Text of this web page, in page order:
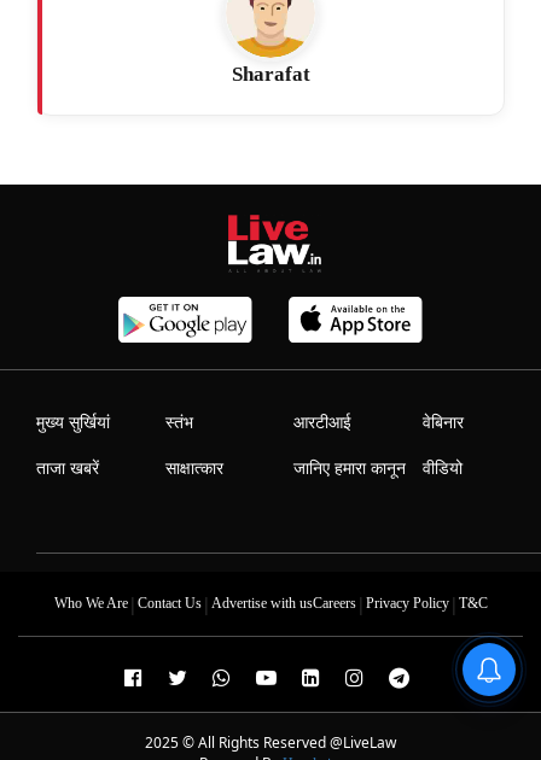
Sharafat
मुख्य सुर्खियां
ताजा खबरें
स्तंभ
साक्षात्कार
आरटीआई
जानिए हमारा कानून
वेबिनार
वीडियो
Who We Are| Contact Us| Advertise with usCareers| Privacy Policy| T&C
2025 © All Rights Reserved @LiveLaw